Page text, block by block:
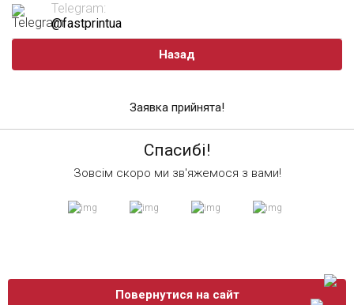
Telegram:
@fastprintua
Назад
Заявка прийнята!
Спасибі!
Зовсім скоро ми зв'яжемося з вами!
Повернутися на сайт